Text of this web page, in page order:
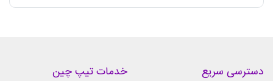
دسترسی سریع خدمات تیپ چین